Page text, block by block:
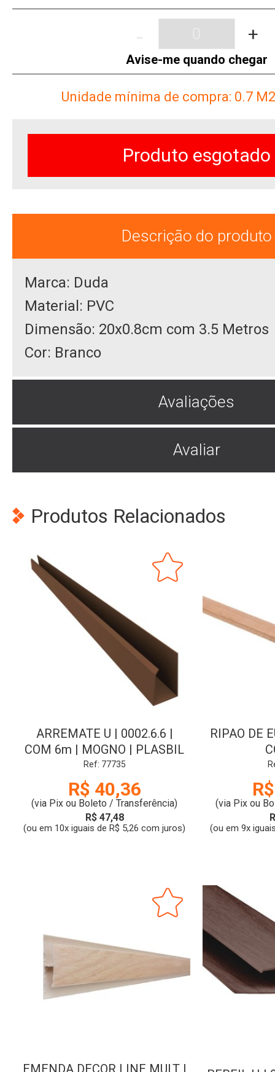
+
Avise-me quando chegar
Unidade mínima de compra: 0.7 M2
Produto esgotado
Descrição do produto
Marca: Duda
Material: PVC
Dimensão: 20x0.8cm com 3.5 Metros
Cor: Branco
Avaliações
Avaliar
Produtos Relacionados
ARREMATE U | 0002.6.6 |
COM 6m | MOGNO | PLASBIL
Ref: 77735
R$ 40,36
(via Pix ou Boleto / Transferência)
R$ 47,48
(ou em 10x iguais de R$ 5,26 com juros)
RIPAO DE
(via Pix ou
(ou em 9x
EMENDA DECOR LINE MULT |